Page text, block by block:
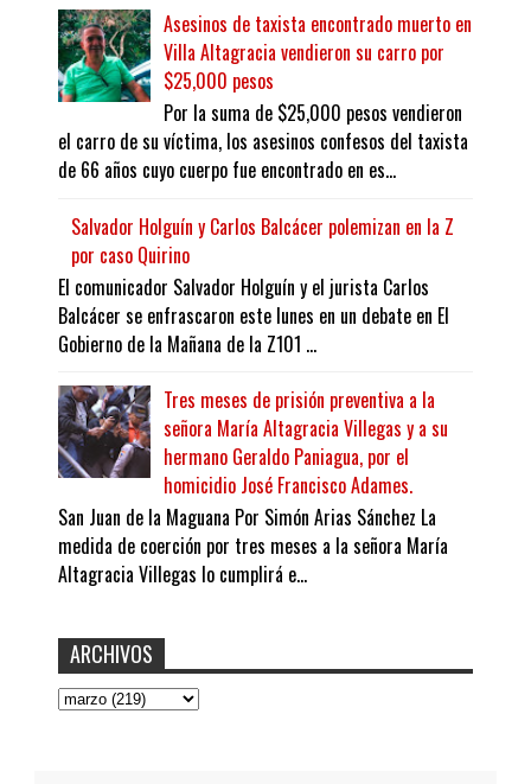
Asesinos de taxista encontrado muerto en
Villa Altagracia vendieron su carro por
$25,000 pesos
Por la suma de $25,000 pesos vendieron
el carro de su víctima, los asesinos confesos del taxista
de 66 años cuyo cuerpo fue encontrado en es...
Salvador Holguín y Carlos Balcácer polemizan en la Z
por caso Quirino
El comunicador Salvador Holguín y el jurista Carlos
Balcácer se enfrascaron este lunes en un debate en El
Gobierno de la Mañana de la Z101 ...
Tres meses de prisión preventiva a la
señora María Altagracia Villegas y a su
hermano Geraldo Paniagua, por el
homicidio José Francisco Adames.
San Juan de la Maguana Por Simón Arias Sánchez La
medida de coerción por tres meses a la señora María
Altagracia Villegas lo cumplirá e...
ARCHIVOS